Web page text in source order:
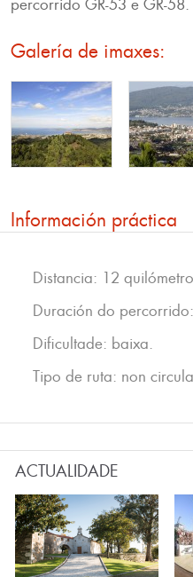
percorrido GR-53 e GR-58.
Galería de imaxes:
Información práctica
Distancia: 12
Duración do
Dificultade: baixa.
Tipo de ruta: non
ACTUALIDADE